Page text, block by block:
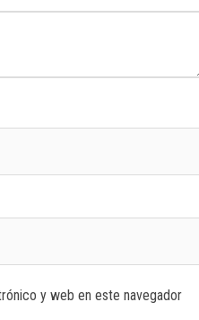
y web en este navegador